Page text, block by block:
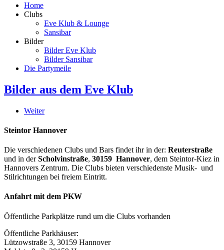
Home
Clubs
Eve Klub & Lounge
Sansibar
Bilder
Bilder Eve Klub
Bilder Sansibar
Die Partymeile
Bilder aus dem Eve Klub
Weiter
Steintor Hannover
Die verschiedenen Clubs und Bars findet ihr in der: Reuterstraße
und in derScholvinstraße, 30159 Hannover, dem Steintor-Kiez in
Hannovers Zentrum. Die Clubs bieten verschiedenste Musik- und
Stilrichtungen bei freiem Eintritt.
Anfahrt mit dem PKW
Öffentliche Parkplätze rund um die Clubs vorhanden
Öffentliche Parkhäuser:
Lützowstraße 3, 30159 Hannover